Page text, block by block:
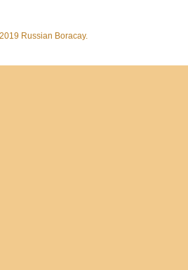
Russian Boracay.